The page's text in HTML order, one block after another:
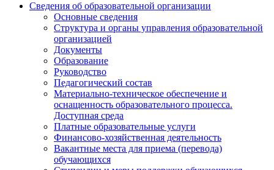
Сведения об образовательной организации
Основные сведения
Структура и органы управления образовательной
организацией
Документы
Образование
Руководство
Педагогический состав
Материально-техническое обеспечение и
оснащенность образовательного процесса.
Доступная среда
Платные образовательные услуги
Финансово-хозяйственная деятельность
Вакантные места для приема (перевода)
обучающихся